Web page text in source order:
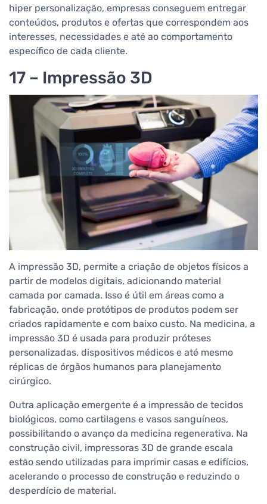
hiper personalização, empresas conseguem entregar
conteúdos, produtos e ofertas que correspondem aos
interesses, necessidades e até ao comportamento
específico de cada cliente.
17 – Impressão 3D
A impressão 3D, permite a criação de objetos físicos a
partir de modelos digitais, adicionando material
camada por camada. Isso é útil em áreas como a
fabricação, onde protótipos de produtos podem ser
criados rapidamente e com baixo custo. Na medicina, a
impressão 3D é usada para produzir próteses
personalizadas, dispositivos médicos e até mesmo
réplicas de órgãos humanos para planejamento
cirúrgico.
Outra aplicação emergente é a impressão de tecidos
biológicos, como cartilagens e vasos sanguíneos,
possibilitando o avanço da medicina regenerativa. Na
construção civil, impressoras 3D de grande escala
estão sendo utilizadas para imprimir casas e edifícios,
acelerando o processo de construção e reduzindo o
desperdício de material.